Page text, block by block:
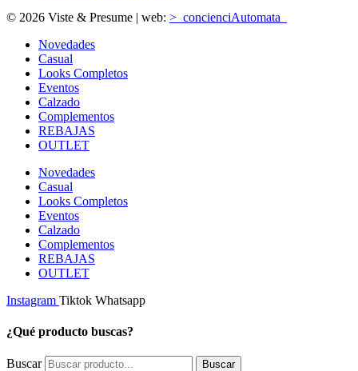
© 2026 Viste & Presume | web: >_concienciAutomata_
Novedades
Casual
Looks Completos
Eventos
Calzado
Complementos
REBAJAS
OUTLET
Novedades
Casual
Looks Completos
Eventos
Calzado
Complementos
REBAJAS
OUTLET
Instagram Tiktok Whatsapp
¿Qué producto buscas?
Buscar Buscar